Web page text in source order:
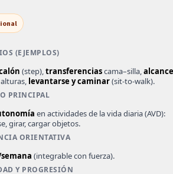
(step),transferenciascama–silla,
levantarse y caminar(sit-to-walk).
en actividades de la vida diaria (AVD):
girar, cargar objetos.
(integrable con fuerza).